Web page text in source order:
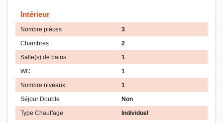
Intérieur
Nombre pièces
3
Chambres
2
Salle(s) de bains
1
WC
1
Nombre niveaux
1
Séjour Double
Non
Type Chauffage
Individuel